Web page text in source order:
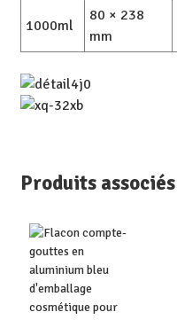
1000ml
80 × 238
mm
Produits associés